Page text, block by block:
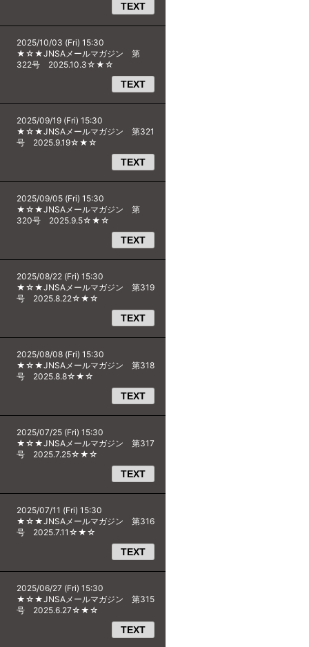
TEXT
2025/10/03 (Fri) 15:30
★☆★JNSAメールマガジン 第
322号 2025.10.3☆★☆
TEXT
2025/09/19 (Fri) 15:30
★☆★JNSAメールマガジン 第321
号 2025.9.19☆★☆
TEXT
2025/09/05 (Fri) 15:30
★☆★JNSAメールマガジン 第
320号 2025.9.5☆★☆
TEXT
2025/08/22 (Fri) 15:30
★☆★JNSAメールマガジン 第319
号 2025.8.22☆★☆
TEXT
2025/08/08 (Fri) 15:30
★☆★JNSAメールマガジン 第318
号 2025.8.8☆★☆
TEXT
2025/07/25 (Fri) 15:30
★☆★JNSAメールマガジン 第317
号 2025.7.25☆★☆
TEXT
2025/07/11 (Fri) 15:30
★☆★JNSAメールマガジン 第316
号 2025.7.11☆★☆
TEXT
2025/06/27 (Fri) 15:30
★☆★JNSAメールマガジン 第315
号 2025.6.27☆★☆
TEXT